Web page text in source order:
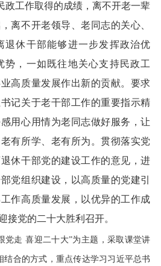
政工作取得的成绩，离不开老一辈
离不开老领导、老同志的关心、
退休干部能够进一步发挥政治优
势，一如既往地关心支持民政工
高质量发展作出新的贡献。要求
记关于老干部工作的重要指示精
用心用情为老同志做好服务，让
有所学、老有所为。贯彻落实党
休干部党的建设工作的意见，进
党组织建设，以高质量的党建引
作高质量发展，以优异的工作成
接党的二十大胜利召开。
走 喜迎二十大”为主题，采取课堂讲
结合的方式，重点传达学习习近平总书